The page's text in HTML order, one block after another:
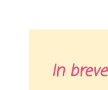
In breve